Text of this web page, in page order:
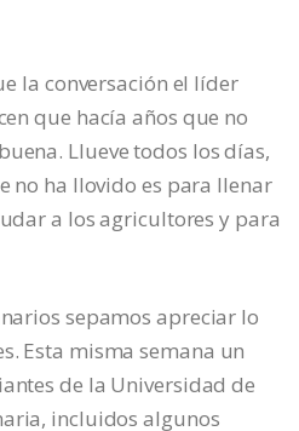
la conversación el líder
que hacía años que no
Llueve todos los días,
no ha llovido es para llenar
a los agricultores y para
sepamos apreciar lo
Esta misma semana un
de la Universidad de
incluidos algunos